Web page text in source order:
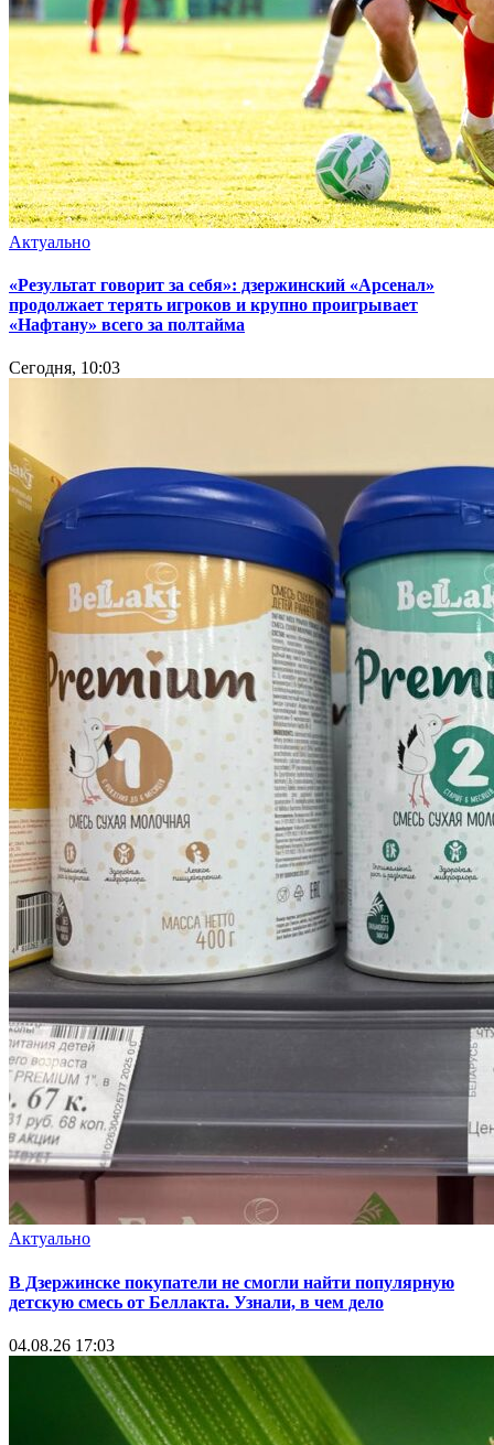
Актуально
«Результат говорит за себя»: дзержинский «Арсенал»
продолжает терять игроков и крупно проигрывает
«Нафтану» всего за полтайма
Сегодня, 10:03
Актуально
В Дзержинске покупатели не смогли найти популярную
детскую смесь от Беллакта. Узнали, в чем дело
04.08.26 17:03